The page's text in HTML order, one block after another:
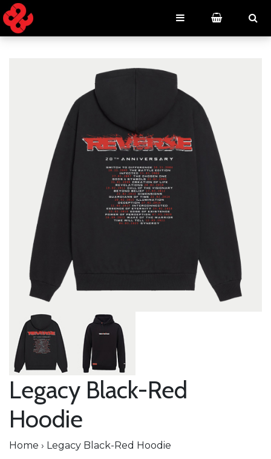
Legacy Black-Red
Hoodie
Home › Legacy Black-Red Hoodie